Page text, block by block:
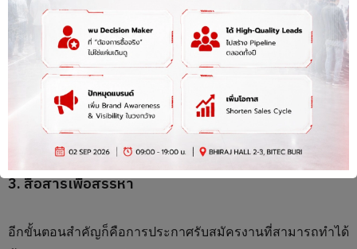
คุณสมบัติของพนักงานในตำแหน่งนั้นๆ ให้อัพเดทอยู่เสมอ
เหมาะกับสถานการณ์ทำงานจริง ณ ปัจจุบัน โดยเฉพาะการต้อง
สรรหาพนักงานใหม่ฝ่าย HR จะต้องจัดทำคำบรรยายลักษณะ
งานตลอดจนคุณสมบัติต่างๆ ให้ครบถ้วน เช็คความถูกต้องกับ
หัวหน้าฝ่ายตลอดจนผู้ปฎิบัติงานจริง เพื่อจะได้ประกาศไม่ผิด
พลาด ไม่ขาดตกบกพร่อง และได้คนเหมาะสมที่สุด
3. สื่อสารเพื่อสรรหา
อีกขั้นตอนสำคัญก็คือการประกาศรับสมัครงานที่สามารถทำได้